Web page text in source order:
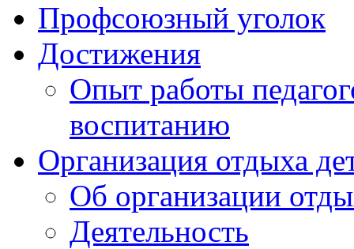
Профсоюзный уголок
Достижения
Опыт работы
воспитанию
Организация отдыха
Об организации
Деятельность